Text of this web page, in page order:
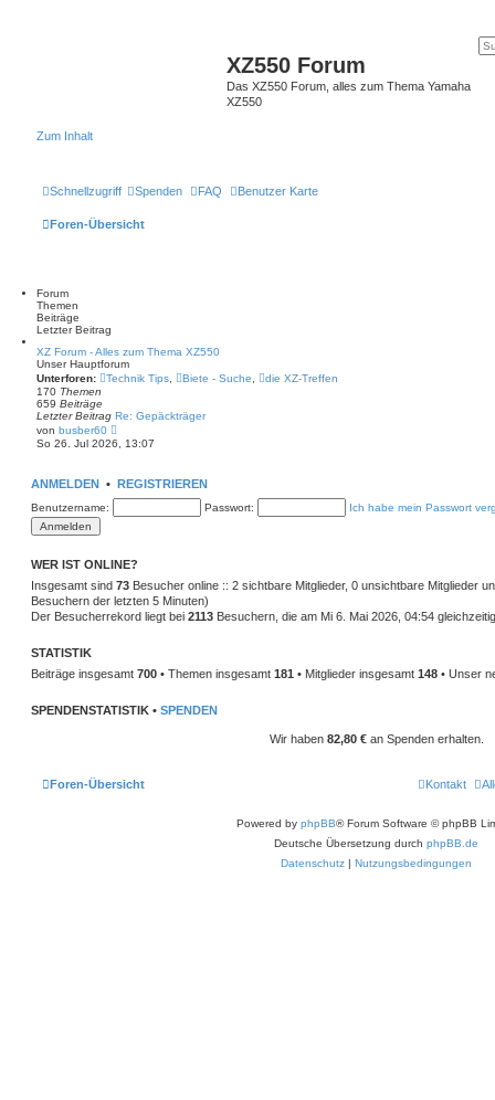
XZ550 Forum
Das XZ550 Forum, alles zum Thema Yamaha
XZ550
Zum Inhalt
Schnellzugriff Spenden FAQ Benutzer Karte
Foren-Übersicht
Forum
Themen
Beiträge
Letzter Beitrag
XZ Forum - Alles zum Thema XZ550
Unser Hauptforum
Unterforen:
Technik Tips Biete - Suche
die XZ-Treffen
170 Themen
659 Beiträge
Letzter Beitrag Re: Gepäckträger
von busber60
e
u
t
e
t
r
a
g
So 26. Jul 2026, 13:07
ANMELDEN • REGISTRIEREN
Benutzername: Passwort: Ich habe mein Passwort
WER IST ONLINE?
Insgesamt sind 73 Besucher online :: 2 sichtbare Mitglieder, 0 unsichtbare Mitglieder
Besuchern der letzten 5 Minuten)
Der Besucherrekord liegt bei 2113 Besuchern, die am Mi 6. Mai 2026, 04:54
STATISTIK
Beiträge insgesamt 700 • Themen insgesamt 181 • Mitglieder insgesamt 148 • Unser
SPENDENSTATISTIK • SPENDEN
Wir haben 82,80 €an Spenden erhalten.
Foren-Übersicht Kontakt
Powered by phpBB® Forum Software © phpBB
Deutsche Übersetzung durch phpBB.de
Datenschutz | Nutzungsbedingungen